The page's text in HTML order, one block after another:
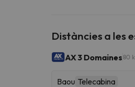
Distàncies a les
AX 3 Domaines 80
Baou Telecabina